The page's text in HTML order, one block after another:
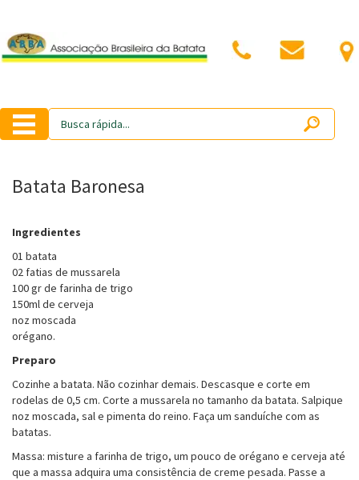
Batata Baronesa
Ingredientes
01 batata
02 fatias de mussarela
100 gr de farinha de trigo
150ml de cerveja
noz moscada
orégano.
Preparo
Cozinhe a batata. Não cozinhar demais. Descasque e corte em
rodelas de 0,5 cm. Corte a mussarela no tamanho da batata. Salpique
noz moscada, sal e pimenta do reino. Faça um sanduíche com as
batatas.
Massa: misture a farinha de trigo, um pouco de orégano e cerveja até
que a massa adquira uma consistência de creme pesada. Passe a